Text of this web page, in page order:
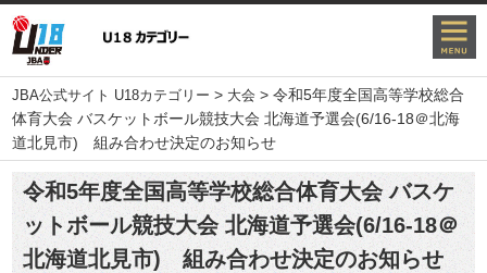
JBA公式サイト U18カテゴリー > 大会 >令和5年度全国高等学校総合
体育大会 バスケットボール競技大会 北海道予選会(6/16-18＠北海
道北見市) 組み合わせ決定のお知らせ
令和5年度全国高等学校総合体育大会 バスケ
ットボール競技大会 北海道予選会(6/16-18＠
北海道北見市) 組み合わせ決定のお知らせ